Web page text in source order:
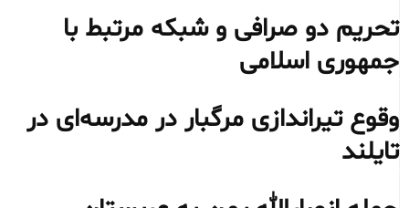
تحریم دو صرافی و شبکه مرتبط با
جمهوری اسلامی
وقوع تیراندازی مرگبار در مدرسه‌ای در
تایلند